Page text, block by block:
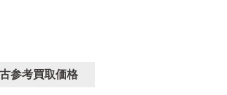
参考買取価格